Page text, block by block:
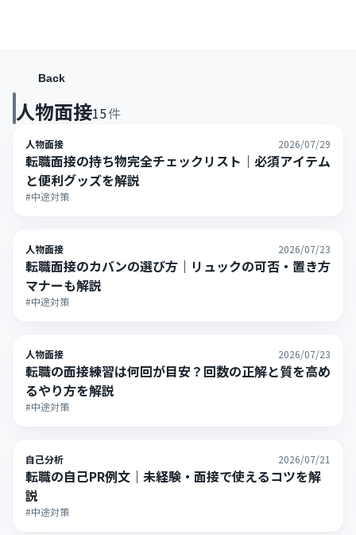
Back
人物面接15件
人物面接 2026/07/29
転職面接の持ち物完全チェックリスト｜必須アイテム
と便利グッズを解説
#中途対策
人物面接 2026/07/23
転職面接のカバンの選び方｜リュックの可否・置き方
マナーも解説
#中途対策
人物面接 2026/07/23
転職の面接練習は何回が目安？回数の正解と質を高め
るやり方を解説
#中途対策
自己分析 2026/07/21
転職の自己PR例文｜未経験・面接で使えるコツを解
説
#中途対策